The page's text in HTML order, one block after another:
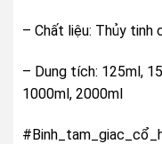
– Chất liệu: Thủy tinh
– Dung tích: 125ml,
1000ml, 2000ml